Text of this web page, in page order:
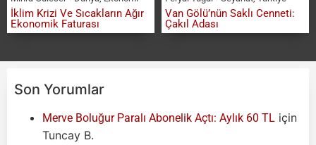
İklim Krizi Ve Sıcakların Ağır
Ekonomik Faturası
Van Gölü’nün Saklı Cenneti:
Çakıl Adası
Son Yorumlar
Merve Boluğur Paralı Abonelik Açtı: Aylık 60 TL için
Tuncay B.